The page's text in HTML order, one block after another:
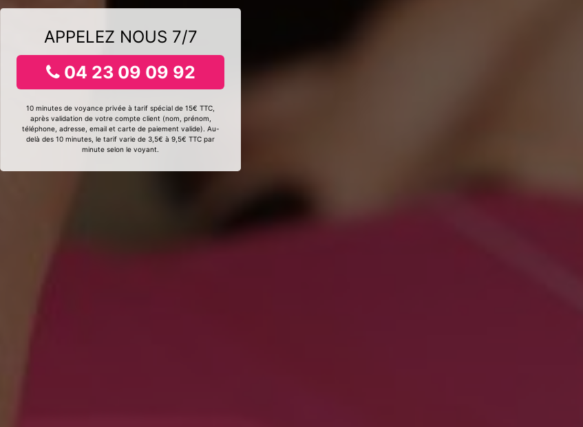
APPELEZ NOUS 7/7
04 23 09 09 92
10 minutes de voyance privée à tarif spécial de 15€ TTC,
après validation de votre compte client (nom, prénom,
téléphone, adresse, email et carte de paiement valide). Au-
delà des 10 minutes, le tarif varie de 3,5€ à 9,5€ TTC par
minute selon le voyant.